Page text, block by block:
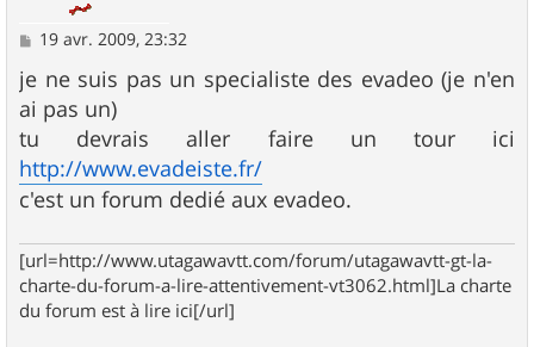
M
s
s
a
g
e
19 avr. 2009, 23:32
je ne suis pas un specialiste des evadeo (je n'en
ai pas un)
tu devrais aller faire un tour ici
http://www.evadeiste.fr/
c'est un forum dedié aux evadeo.
[url=http://www.utagawavtt.com/forum/utagawavtt-gt-la-
charte-du-forum-a-lire-attentivement-vt3062.html]La charte
du forum est à lire ici[/url]